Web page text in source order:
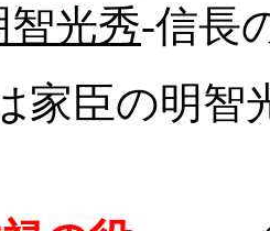
智光秀-信長
家臣の明智